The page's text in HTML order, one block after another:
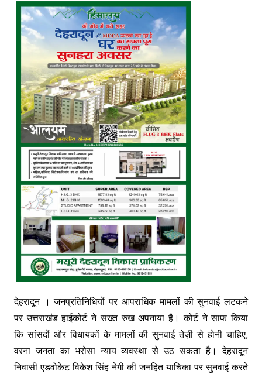
देहरादून । जनप्रतिनिधियों पर आपराधिक मामलों की सुनवाई लटकने
पर उत्तराखंड हाईकोर्ट ने सख्त रुख अपनाया है। कोर्ट ने साफ किया
कि सांसदों और विधायकों के मामलों की सुनवाई तेज़ी से होनी चाहिए,
वरना जनता का भरोसा न्याय व्यवस्था से उठ सकता है। देहरादून
निवासी एडवोकेट विकेश सिंह नेगी की जनहित याचिका पर सुनवाई करते